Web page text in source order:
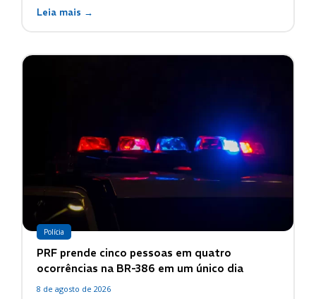
Leia mais →
Polícia
PRF prende cinco pessoas em quatro
ocorrências na BR-386 em um único dia
8 de agosto de 2026